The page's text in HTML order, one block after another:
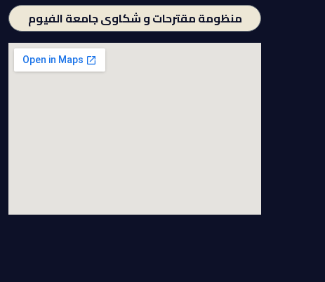
منظومة مقترحات و شكاوى جامعة الفيوم